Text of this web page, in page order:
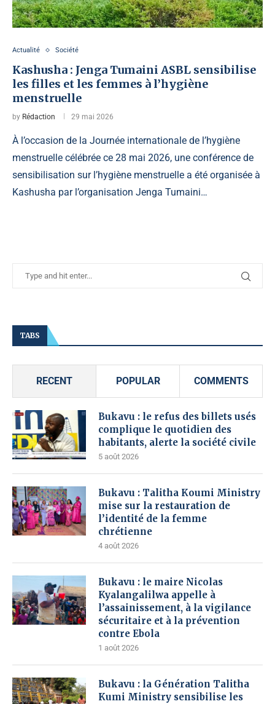
Actualité Société
Kashusha : Jenga Tumaini ASBL sensibilise
les filles et les femmes à l’hygiène
menstruelle
by Rédaction 29 mai 2026
À l’occasion de la Journée internationale de l’hygiène
menstruelle célébrée ce 28 mai 2026, une conférence de
sensibilisation sur l’hygiène menstruelle a été organisée à
Kashusha par l’organisation Jenga Tumaini…
TABS
RECENT POPULAR COMMENTS
Bukavu : le refus des billets usés
complique le quotidien des
habitants, alerte la société civile
5 août 2026
Bukavu : Talitha Koumi Ministry
mise sur la restauration de
l’identité de la femme
chrétienne
4 août 2026
Bukavu : le maire Nicolas
Kyalangalilwa appelle à
l’assainissement, à la vigilance
sécuritaire et à la prévention
contre Ebola
1 août 2026
Bukavu : la Génération Talitha
Kumi Ministry sensibilise les